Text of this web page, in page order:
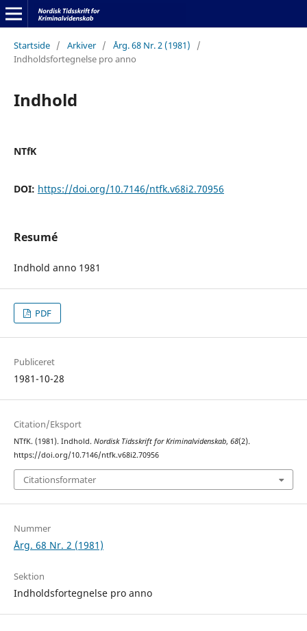
Startside / Arkiver / Årg. 68 Nr. 2 (1981)
/
Indholdsfortegnelse pro anno
Indhold
NTfK
DOI: https://doi.org/10.7146/ntfk.v68i2.70956
Resumé
Indhold anno 1981
PDF
Publiceret
1981-10-28
Citation/Eksport
NTfK. (1981). Indhold. Nordisk Tidsskrift for Kriminalvidenskab, 68(2).
https://doi.org/10.7146/ntfk.v68i2.70956
Citationsformater
Nummer
Årg. 68 Nr. 2 (1981)
Sektion
Indholdsfortegnelse pro anno